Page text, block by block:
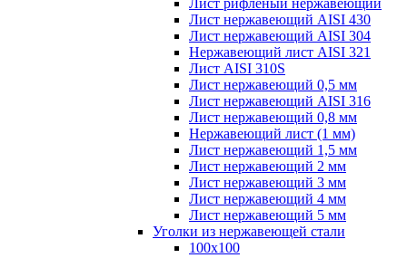
Лист рифленый нержавеющий
Лист нержавеющий AISI 430
Лист нержавеющий AISI 304
Нержавеющий лист AISI 321
Лист AISI 310S
Лист нержавеющий 0,5 мм
Лист нержавеющий AISI 316
Лист нержавеющий 0,8 мм
Нержавеющий лист (1 мм)
Лист нержавеющий 1,5 мм
Лист нержавеющий 2 мм
Лист нержавеющий 3 мм
Лист нержавеющий 4 мм
Лист нержавеющий 5 мм
Уголки из нержавеющей стали
100х100